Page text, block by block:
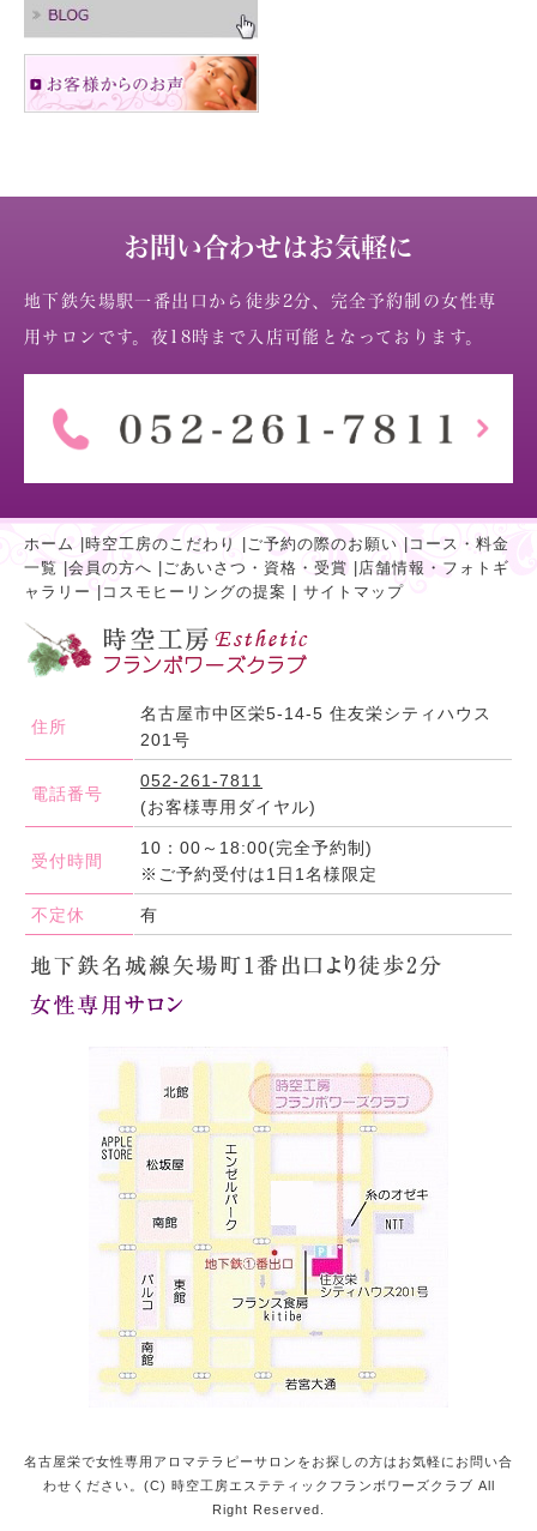
お問い合わせはお気軽に
地下鉄矢場駅一番出口から徒歩2分、完全予約制の女性専
用サロンです。夜18時まで入店可能となっております。
ホーム 時空工房のこだわり ご予約の際のお願い
コース・料金
一覧
会員の方へ ごあいさつ・資格・受賞
店舗情報・フォトギ
ャラリー
コスモヒーリングの提案 サイトマップ
住所
名古屋市中区栄5-14-5 住友栄シティハウス
201号
電話番号
052-261-7811
(お客様専用ダイヤル)
受付時間
10：00～18:00(完全予約制)
※ご予約受付は1日1名様限定
不定休 有
名古屋栄で女性専用アロマテラピーサロンをお探しの方はお気軽にお問い合
わせください。(C) 時空工房エステティックフランボワーズクラブ All
Right Reserved.